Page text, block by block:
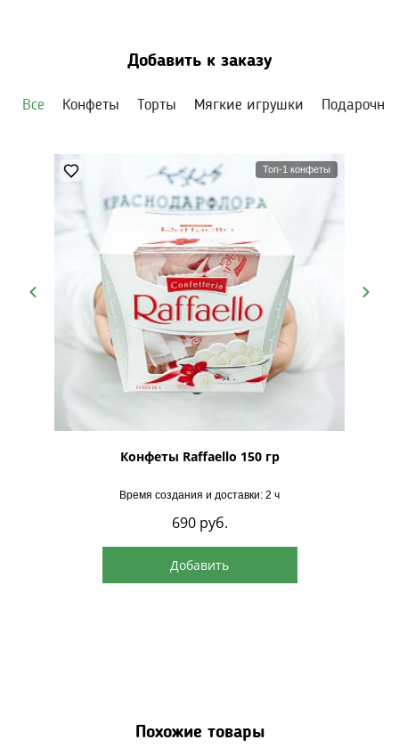
Добавить к заказу
Все Конфеты Торты Мягкие игрушки
Топ-1 конфеты
Конфеты Raffaello 150 гр
Время создания и доставки: 2 ч
690 руб.
Добавить
Похожие товары